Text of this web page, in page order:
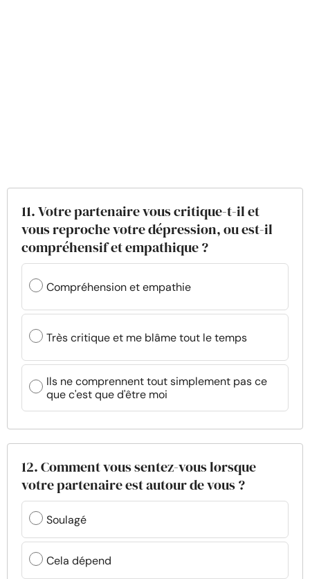
11. Votre partenaire vous critique-t-il et
vous reproche votre dépression, ou est-il
compréhensif et empathique ?
Compréhension et empathie
Très critique et me blâme tout le temps
Ils ne comprennent tout simplement pas ce
que c'est que d'être moi
12. Comment vous sentez-vous lorsque
votre partenaire est autour de vous ?
Soulagé
Cela dépend